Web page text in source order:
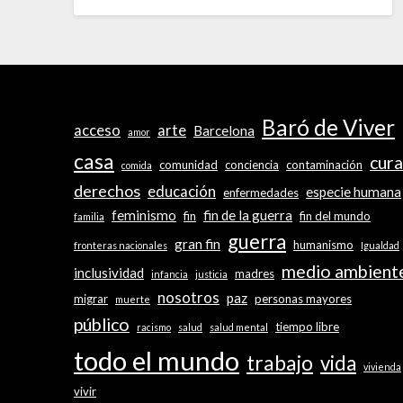
acceso amor arte Barcelona Baró de Viver
casa comida comunidad conciencia contaminación
derechos educación enfermedades especie humana
familia feminismo fin fin de la guerra fin del mundo
fronteras nacionales gran fin guerra humanismo Igualdad
inclusividad infancia justicia madres medio
migrar muerte nosotros paz personas mayores
público racismo salud salud mental tiempo libre
todo el mundo trabajo vida vivienda
vivir